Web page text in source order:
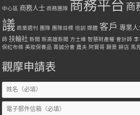
中心區 商務人士 商務團隊 商務平台 商
議 商業週刊 團隊 團隊目標 培訓 媒體 客戶 專業人
師 扶輪社 新聞 新高雄新聞 方士維 智慧財產權 會計師 李
保紅布條 美妝保養品 菁誠分會 農夫 阿寶哥 願景 餅店 馬
觀摩申請表